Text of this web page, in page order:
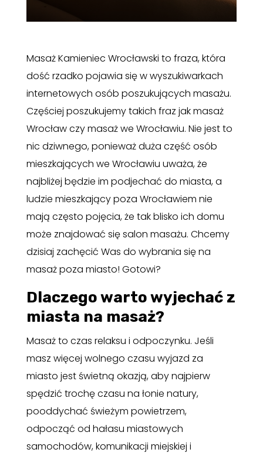
Masaż Kamieniec Wrocławski to fraza, która
dość rzadko pojawia się w wyszukiwarkach
internetowych osób poszukujących masażu.
Częściej poszukujemy takich fraz jak masaż
Wrocław czy masaż we Wrocławiu. Nie jest to
nic dziwnego, ponieważ duża część osób
mieszkających we Wrocławiu uważa, że
najbliżej będzie im podjechać do miasta, a
ludzie mieszkający poza Wrocławiem nie
mają często pojęcia, że tak blisko ich domu
może znajdować się salon masażu. Chcemy
dzisiaj zachęcić Was do wybrania się na
masaż poza miasto! Gotowi?
Dlaczego warto wyjechać z
miasta na masaż?
Masaż to czas relaksu i odpoczynku. Jeśli
masz więcej wolnego czasu wyjazd za
miasto jest świetną okazją, aby najpierw
spędzić trochę czasu na łonie natury,
pooddychać świeżym powietrzem,
odpocząć od hałasu miastowych
samochodów, komunikacji miejskiej i